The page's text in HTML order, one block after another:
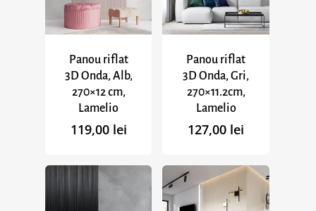
Panou riflat
3D Onda, Alb,
270×12 cm,
Lamelio
119,00 lei
Panou riflat
3D Onda, Gri,
270×11.2cm,
Lamelio
127,00 lei